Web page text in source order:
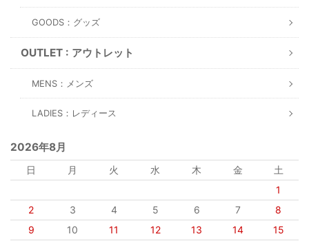
GOODS：グッズ
OUTLET : アウトレット
MENS：メンズ
LADIES：レディース
2026年8月
日 月 火 水 木 金
土
1
2
3 4 5 6 7
8
9
10 11 12 13 14
15